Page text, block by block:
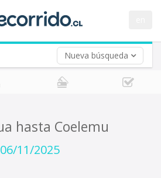
Nueva búsqueda
hasta Coelemu
06/11/2025